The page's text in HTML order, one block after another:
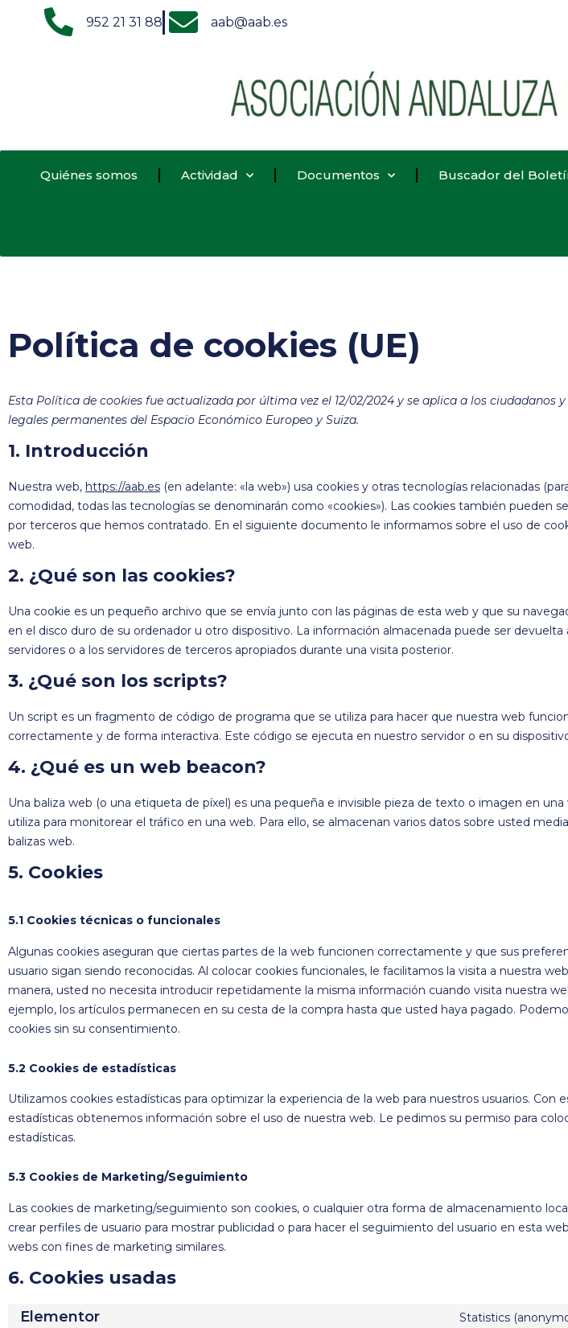
952 21 31 88 aab@aab.es
Quiénes somos Actividad Documentos Buscador del
Política de cookies (UE)
Esta Política de cookies fue actualizada por última vez el 12/02/2024 y se aplica a los ciudadanos
legales permanentes del Espacio Económico Europeo y Suiza.
1. Introducción
Nuestra web, https://aab.es (en adelante: «la web») usa cookies y otras tecnologías relacionadas
comodidad, todas las tecnologías se denominarán como «cookies»). Las cookies también pueden
por terceros que hemos contratado. En el siguiente documento le informamos sobre el uso de
web.
2. ¿Qué son las cookies?
Una cookie es un pequeño archivo que se envía junto con las páginas de esta web y que su
en el disco duro de su ordenador u otro dispositivo. La información almacenada puede ser devuelta
servidores o a los servidores de terceros apropiados durante una visita posterior.
3. ¿Qué son los scripts?
Un script es un fragmento de código de programa que se utiliza para hacer que nuestra web
correctamente y de forma interactiva. Este código se ejecuta en nuestro servidor o en su
4. ¿Qué es un web beacon?
Una baliza web (o una etiqueta de píxel) es una pequeña e invisible pieza de texto o imagen en una
utiliza para monitorear el tráfico en una web. Para ello, se almacenan varios datos sobre usted
balizas web.
5. Cookies
5.1 Cookies técnicas o funcionales
Algunas cookies aseguran que ciertas partes de la web funcionen correctamente y que sus
usuario sigan siendo reconocidas. Al colocar cookies funcionales, le facilitamos la visita a nuestra
manera, usted no necesita introducir repetidamente la misma información cuando visita nuestra
ejemplo, los artículos permanecen en su cesta de la compra hasta que usted haya pagado.
cookies sin su consentimiento.
5.2 Cookies de estadísticas
Utilizamos cookies estadísticas para optimizar la experiencia de la web para nuestros usuarios. Con
estadísticas obtenemos información sobre el uso de nuestra web. Le pedimos su permiso para
estadísticas.
5.3 Cookies de Marketing/Seguimiento
Las cookies de marketing/seguimiento son cookies, o cualquier otra forma de almacenamiento
crear perfiles de usuario para mostrar publicidad o para hacer el seguimiento del usuario en esta
webs con fines de marketing similares.
6. Cookies usadas
Elementor Statistics